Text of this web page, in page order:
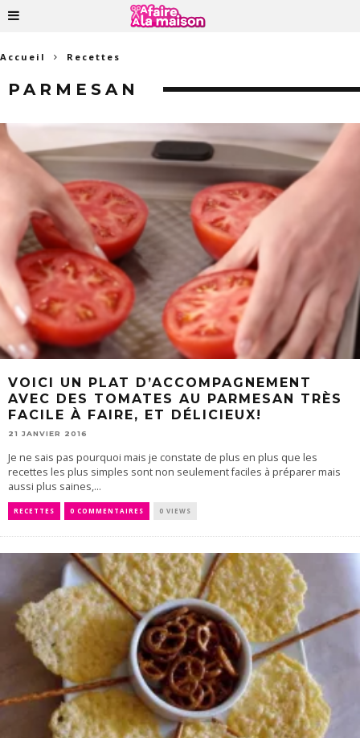
Accueil Recettes
PARMESAN
VOICI UN PLAT D’ACCOMPAGNEMENT
AVEC DES TOMATES AU PARMESAN TRÈS
FACILE À FAIRE, ET DÉLICIEUX!
21 JANVIER 2016
Je ne sais pas pourquoi mais je constate de plus en plus que les
recettes les plus simples sont non seulement faciles à préparer mais
aussi plus saines,...
RECETTES 0 COMMENTAIRES 0 VIEWS